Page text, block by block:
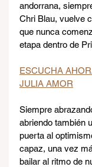
andorrana,
Chri Blau, vuelve
que nunca
etapa dentro de
ESCUCHA
JULIA AMOR
Siempre
abriendo también
puerta al
capaz, una vez
bailar al ritmo de